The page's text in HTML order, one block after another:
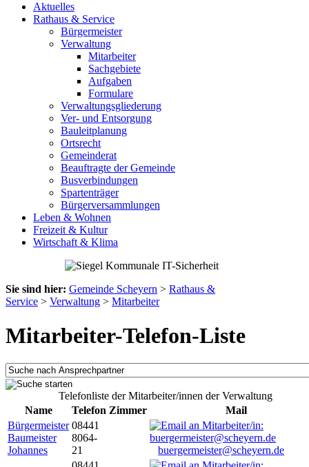
Aktuelles
Rathaus & Service
Bürgermeister
Verwaltung
Mitarbeiter
Sachgebiete
Aufgaben
Formulare
Verwaltungsgliederung
Ver- und Entsorgung
Bauleitplanung
Ortsrecht
Gemeinderat
Beauftragte der Gemeinde
Busverbindungen
Spartenträger
Bürgerversammlungen
Leben & Wohnen
Freizeit & Kultur
Wirtschaft & Klima
Sie sind hier: Gemeinde Scheyern > Rathaus &
Service > Verwaltung > Mitarbeiter
Mitarbeiter-Telefon-Liste
Telefonliste der Mitarbeiter/innen der Verwaltung
Name
Telefon Zimmer
Mail
Bürgermeister
Baumeister
Johannes
08441
8064-
21
buergermeister@scheyern.de